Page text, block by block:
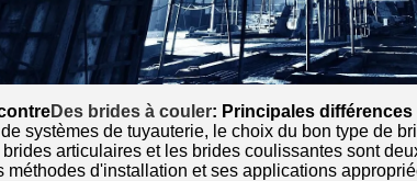
Des brides à couler: Principales
systèmes de tuyauterie, le choix du bon type de
articulaires et les brides coulissantes sont
méthodes d'installation et ses applications